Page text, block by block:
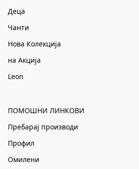
Деца
Чанти
Нова Колекција
на Акција
Leon
ПОМОШНИ ЛИНКОВИ
Пребарај производи
Профил
Омилени